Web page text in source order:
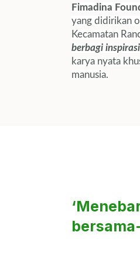
Fimadina
yang didirikan
Kecamatan
berbagi
karya nyata
manusia.